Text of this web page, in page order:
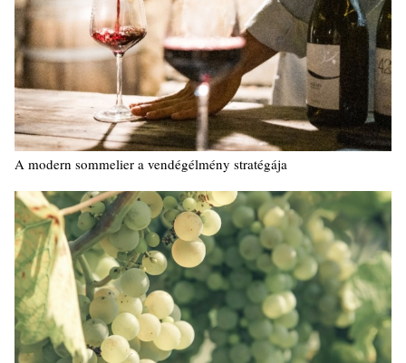
A modern sommelier a vendégélmény stratégája